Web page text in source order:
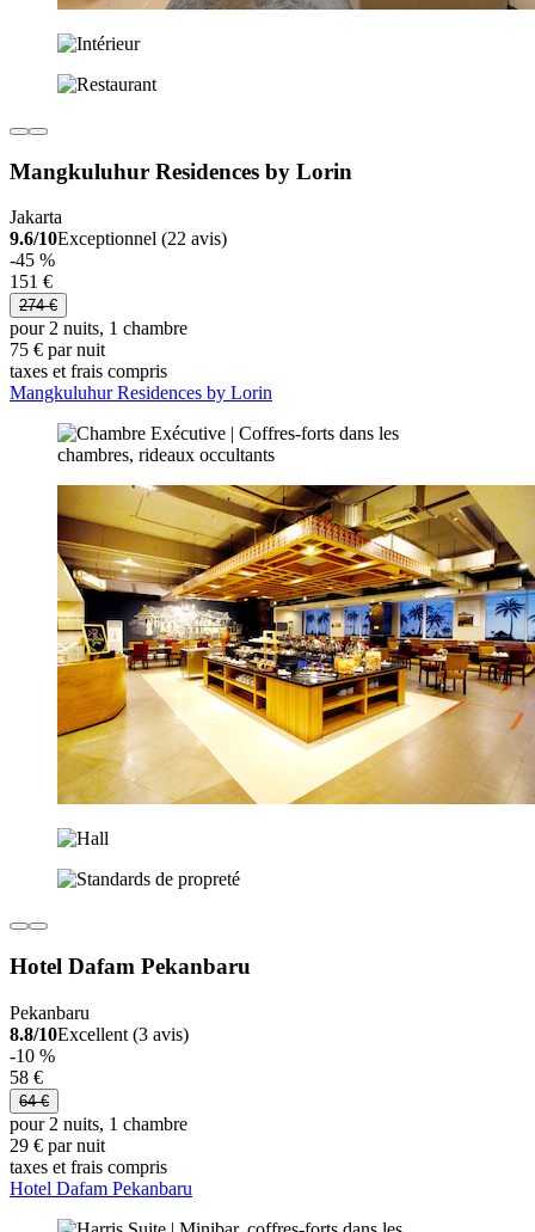
Mangkuluhur Residences by Lorin
Jakarta
9.6/10Exceptionnel (22 avis)
-45 %
151 €
274 €
pour 2 nuits, 1 chambre
75 € par nuit
taxes et frais compris
Mangkuluhur Residences by Lorin
Hotel Dafam Pekanbaru
Pekanbaru
8.8/10Excellent (3 avis)
-10 %
58 €
64 €
pour 2 nuits, 1 chambre
29 € par nuit
taxes et frais compris
Hotel Dafam Pekanbaru